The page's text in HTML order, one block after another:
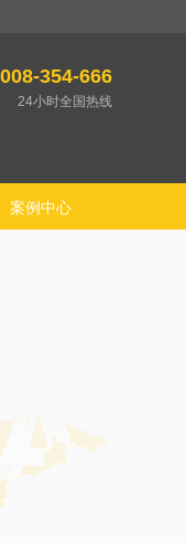
354-666
24小时全国热线
案例中心